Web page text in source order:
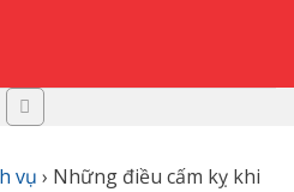
vụ › Những điều cấm kỵ khi